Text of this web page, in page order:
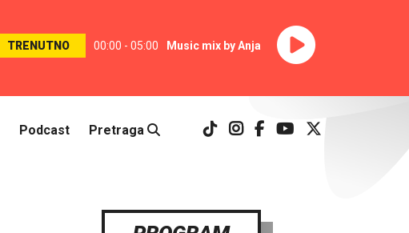
TRENUTNO 00:00 - 05:00 Music mix by Anja
Podcast Pretraga